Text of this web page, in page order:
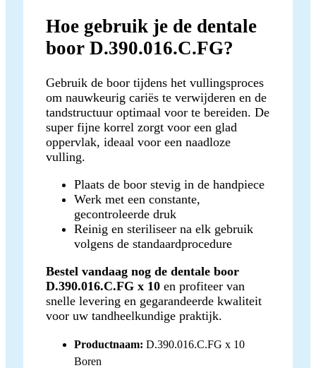
Hoe gebruik je de dentale
boor D.390.016.C.FG?
Gebruik de boor tijdens het vullingsproces
om nauwkeurig cariës te verwijderen en de
tandstructuur optimaal voor te bereiden. De
super fijne korrel zorgt voor een glad
oppervlak, ideaal voor een naadloze
vulling.
Plaats de boor stevig in de handpiece
Werk met een constante,
gecontroleerde druk
Reinig en steriliseer na elk gebruik
volgens de standaardprocedure
Bestel vandaag nog de dentale boor
D.390.016.C.FG x 10 en profiteer van
snelle levering en gegarandeerde kwaliteit
voor uw tandheelkundige praktijk.
Productnaam: D.390.016.C.FG x 10
Boren